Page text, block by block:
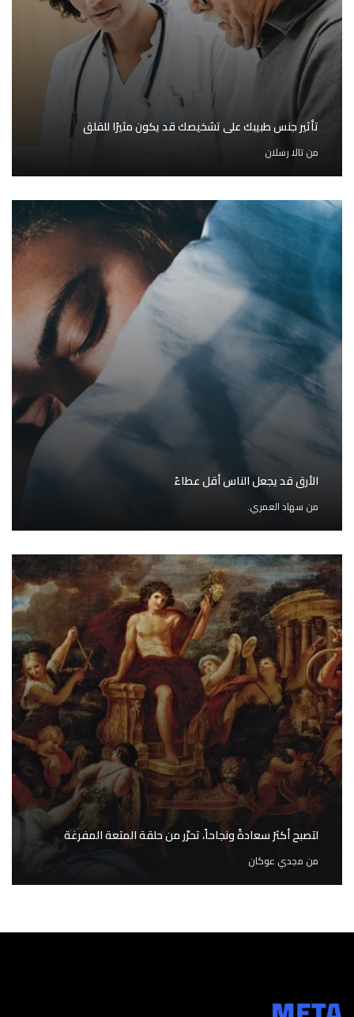
تأثير جنس طبيبك على تشخيصك قد يكون مثيرًا للقلق
منتالا رسلان
الأرق قد يجعل الناس أقل عطاءً
من سهاد العمري.
لتصبح أكثرَ سعادةً ونجاحاً، تحرّر من حلقة المتعة المفرغة
من مجدي عوكان